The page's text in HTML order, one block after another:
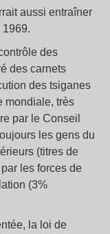
aussi entraîner
1969.
des
des carnets
des tsiganes
mondiale, très
par le Conseil
les gens du
(titres de
les forces de
(3%
la loi de